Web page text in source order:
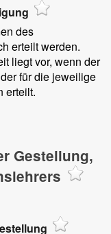
des
erteilt werden.
liegt vor, wenn der
für die jeweilige
erteilt.
Gestellung,